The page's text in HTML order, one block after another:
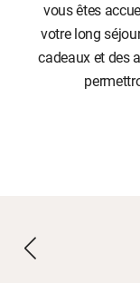
vous êtes
votre long
cadeaux et des